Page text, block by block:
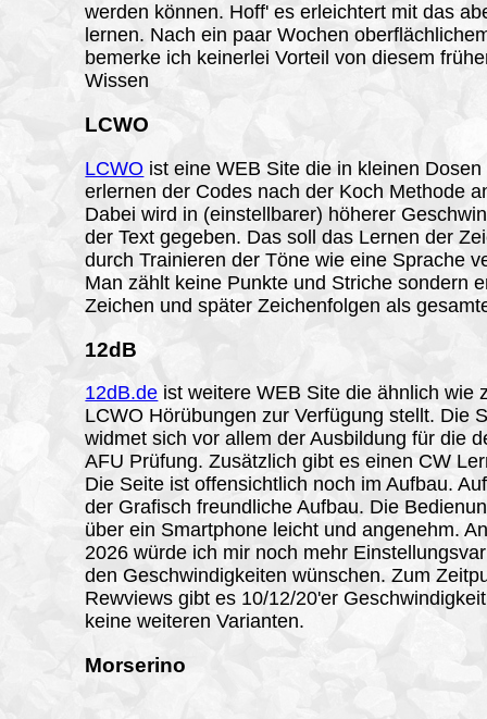
werden können. Hoff' es erleichtert mit das
lernen. Nach ein paar Wochen
bemerke ich keinerlei Vorteil von diesem
Wissen
LCWO
LCWO ist eine WEB Site die in kleinen Dosen
erlernen der Codes nach der Koch Methode
Dabei wird in (einstellbarer) höherer
der Text gegeben. Das soll das Lernen der
durch Trainieren der Töne wie eine Sprache
Man zählt keine Punkte und Striche sondern
Zeichen und später Zeichenfolgen als
12dB
12dB.de ist weitere WEB Site die ähnlich wie
LCWO Hörübungen zur Verfügung stellt. Die
widmet sich vor allem der Ausbildung für die
AFU Prüfung. Zusätzlich gibt es einen CW
Die Seite ist offensichtlich noch im Aufbau.
der Grafisch freundliche Aufbau. Die
über ein Smartphone leicht und angenehm.
2026 würde ich mir noch mehr
den Geschwindigkeiten wünschen. Zum
Rewviews gibt es 10/12/20'er
keine weiteren Varianten.
Morserino